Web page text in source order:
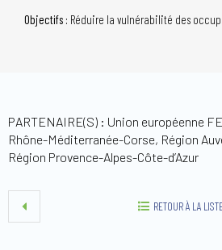
Objectifs : Réduire la vulnérabilité des
PARTENAIRE(S) : Union européenne
Rhône-Méditerranée-Corse, Région
Région Provence-Alpes-Côte-d’Azur
RETOUR À LA